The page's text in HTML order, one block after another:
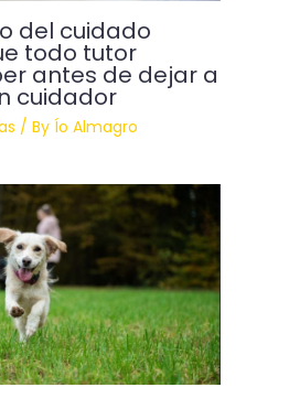
del cuidado
todo tutor
antes de dejar a
cuidador
/ By Ío Almagro